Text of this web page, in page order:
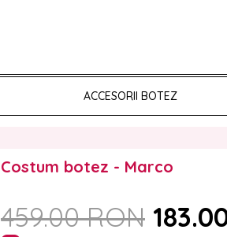
ACCESORII BOTEZ
Costum botez - Marco
459.00 RON